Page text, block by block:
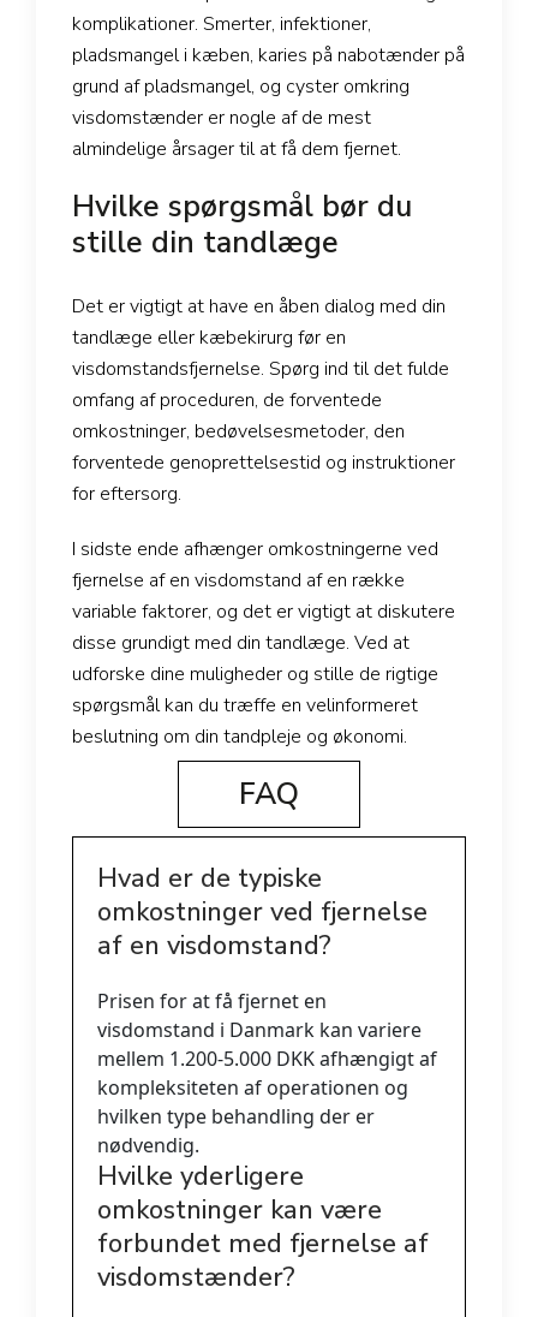
komplikationer. Smerter, infektioner,
pladsmangel i kæben, karies på nabotænder på
grund af pladsmangel, og cyster omkring
visdomstænder er nogle af de mest
almindelige årsager til at få dem fjernet.
Hvilke spørgsmål bør du
stille din tandlæge
Det er vigtigt at have en åben dialog med din
tandlæge eller kæbekirurg før en
visdomstandsfjernelse. Spørg ind til det fulde
omfang af proceduren, de forventede
omkostninger, bedøvelsesmetoder, den
forventede genoprettelsestid og instruktioner
for eftersorg.
I sidste ende afhænger omkostningerne ved
fjernelse af en visdomstand af en række
variable faktorer, og det er vigtigt at diskutere
disse grundigt med din tandlæge. Ved at
udforske dine muligheder og stille de rigtige
spørgsmål kan du træffe en velinformeret
beslutning om din tandpleje og økonomi.
FAQ
Hvad er de typiske
omkostninger ved fjernelse
af en visdomstand?
Prisen for at få fjernet en
visdomstand i Danmark kan variere
mellem 1.200-5.000 DKK afhængigt af
kompleksiteten af operationen og
hvilken type behandling der er
nødvendig.
Hvilke yderligere
omkostninger kan være
forbundet med fjernelse af
visdomstænder?